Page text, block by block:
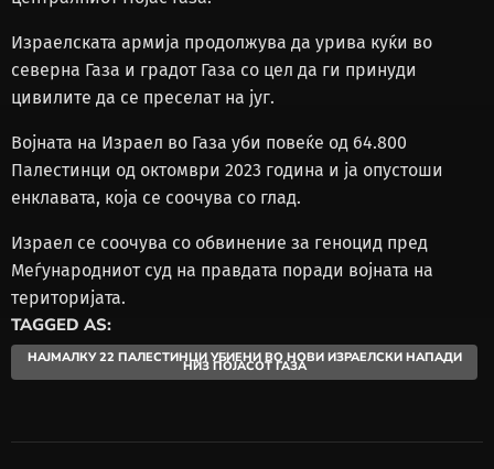
Израелската армија продолжува да урива куќи во
северна Газа и градот Газа со цел да ги принуди
цивилите да се преселат на југ.
Војната на Израел во Газа уби повеќе од 64.800
Палестинци од октомври 2023 година и ја опустоши
енклавата, која се соочува со глад.
Израел се соочува со обвинение за геноцид пред
Меѓународниот суд на правдата поради војната на
територијата.
TAGGED AS:
НАЈМАЛКУ 22 ПАЛЕСТИНЦИ УБИЕНИ ВО НОВИ ИЗРАЕЛСКИ НАПАДИ
НИЗ ПОЈАСОТ ГАЗА